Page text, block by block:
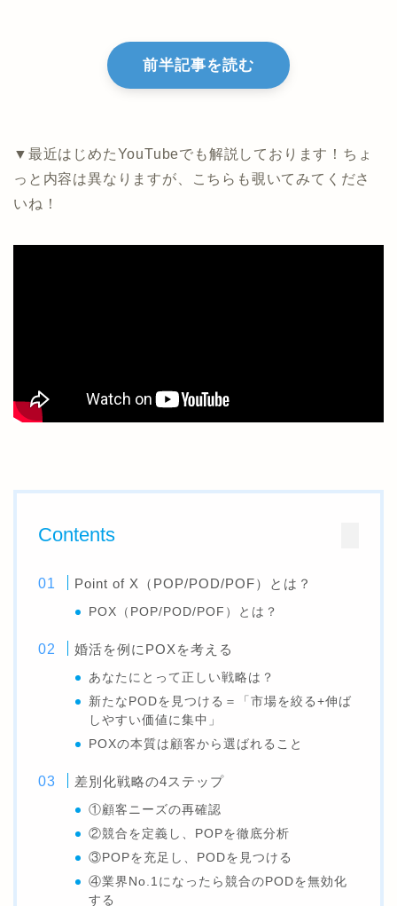
前半記事を読む
▼最近はじめたYouTubeでも解説しております！ちょ
っと内容は異なりますが、こちらも覗いてみてくださ
いね！
Contents
Point of X（POP/POD/POF）とは？
POX（POP/POD/POF）とは？
婚活を例にPOXを考える
あなたにとって正しい戦略は？
新たなPODを見つける＝「市場を絞る+伸ば
しやすい価値に集中」
POXの本質は顧客から選ばれること
差別化戦略の4ステップ
①顧客ニーズの再確認
②競合を定義し、POPを徹底分析
③POPを充足し、PODを見つける
④業界No.1になったら競合のPODを無効化
する